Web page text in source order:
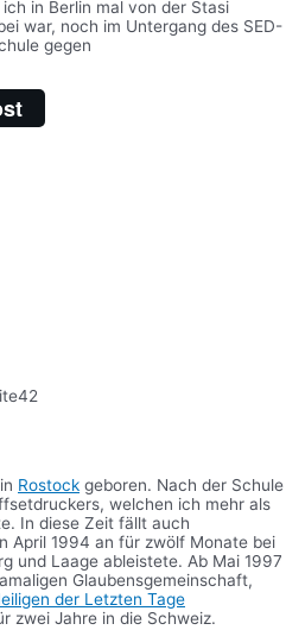
in Berlin mal von der Stasi
war, noch im Untergang des SED-
gegen
42
Rostock geboren. Nach der Schule
welchen ich mehr als
In diese Zeit fällt auch
April 1994 an für zwölf Monate bei
und Laage ableistete. Ab Mai 1997
Glaubensgemeinschaft,
der Letzten Tage
zwei Jahre in die Schweiz.